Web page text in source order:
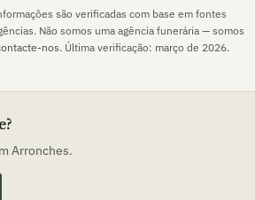
são verificadas com base em fontes
Não somos uma agência funerária — somos
nos. Última verificação: março de 2026.
Arronches.